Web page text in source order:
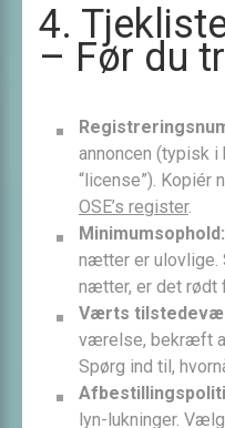
4.
– Før du
annoncen (typisk
“license”). Kopiér
OSE’s register.
Minimums­ophold:
nætter er ulovlige.
nætter, er det rødt
Værts
værelse, bekræft
Spørg ind til,
lyn-lukninger.